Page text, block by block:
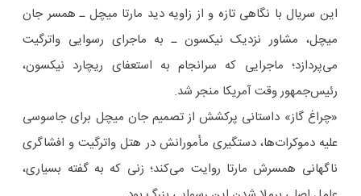
این سریال با نگاهی تازه و از زاویه دید مارتا میچل ـ همسر جان
میچل، مشاور نزدیک نیکسون ـ به ماجرای رسوایی واترگیت
می‌پردازد؛ ماجرایی که سرانجام به استعفای ریچارد نیکسون،
رئیس‌جمهور وقت آمریکا منجر شد.
«چراغ گاز» داستانی پرکشش از تصمیم جان میچل برای جاسوسی
علیه دموکرات‌ها، دستگیری مأمورانش در هتل واترگیت و افشاگری
ناگهانی همسرش مارتا روایت می‌کند؛ زنی که به گفته بسیاری،